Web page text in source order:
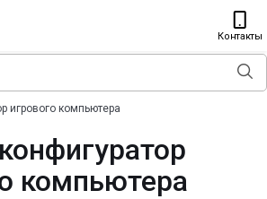
Контакты
игрового компьютера
компьютера